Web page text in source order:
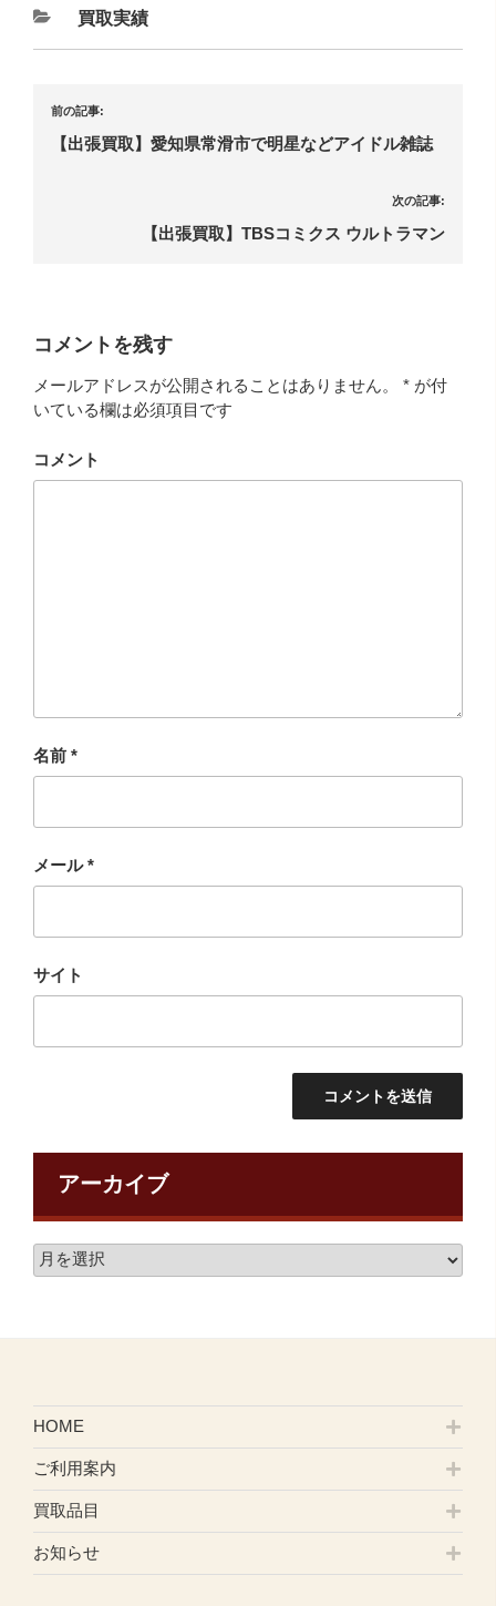
買取実績
前の記事:
【出張買取】愛知県常滑市で明星などアイドル雑誌
次の記事:
【出張買取】TBSコミクス ウルトラマン
コメントを残す
メールアドレスが公開されることはありません。 * が付
いている欄は必須項目です
コメント
名前 *
メール*
サイト
アーカイブ
HOME
ご利用案内
買取品目
お知らせ